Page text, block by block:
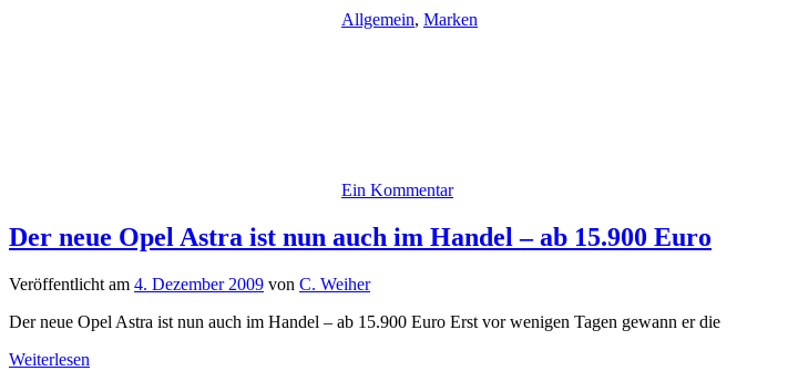
Allgemein, Marken
Ein Kommentar
Der neue Opel Astra ist nun auch im Handel – ab 15.900 Euro
Veröffentlicht am 4. Dezember 2009 von C. Weiher
Der neue Opel Astra ist nun auch im Handel – ab 15.900 Euro Erst vor wenigen Tagen gewann er die
Weiterlesen